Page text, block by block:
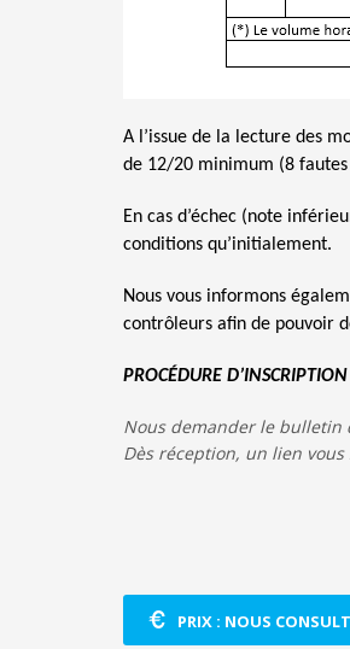
A l’issue de la lecture des
de 12/20 minimum (8
En cas d’échec (note
conditions qu’initialement.
Nous vous informons
contrôleurs afin de pouvoir
PROCÉDURE D’INSCRIPTION
Nous demander le bulletin
Dès réception, un lien
PRIX : NOUS